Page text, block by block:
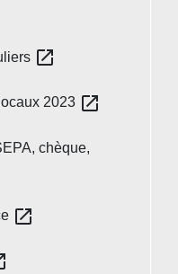
open_in_new
2023 open_in_new
chèque,
open_in_new